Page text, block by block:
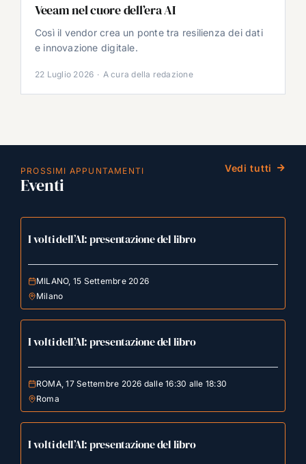
Veeam nel cuore dell’era AI
Così il vendor crea un ponte tra resilienza dei dati
e innovazione digitale.
22 Luglio 2026 · A cura della redazione
PROSSIMI APPUNTAMENTI
Eventi
Vedi tutti
I volti dell’AI: presentazione del libro
MILANO, 15 Settembre 2026
Milano
I volti dell’AI: presentazione del libro
ROMA, 17 Settembre 2026 dalle 16:30 alle 18:30
Roma
I volti dell’AI: presentazione del libro